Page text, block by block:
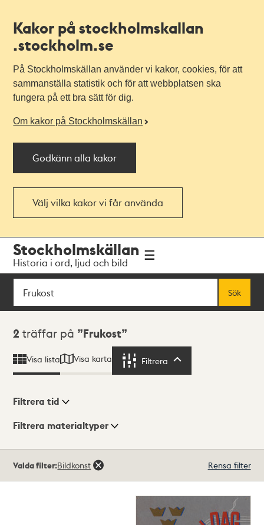
Kakor på stockholmskallan
.stockholm.se
På Stockholmskällan använder vi kakor, cookies, för att
sammanställa statistik och för att webbplatsen ska
fungera på ett bra sätt för dig.
Om kakor på Stockholmskällan
Godkänn alla kakor
Välj vilka kakor vi får använda
navigationen
huvudinnehållet
Stockholmskällan
Historia i ord, ljud och bild
Sök
Sök
Sökresultat
2 träffar på Frukost
Visa lista Visa karta Filtrera
Visningsläge
Filtrera tid
Filtrera materialtyper
träffar
Valda filter:Bildkonst Rensa filter